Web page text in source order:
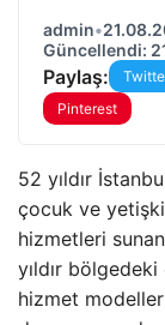
admin•
Güncellendi:
Paylaş:
Pinterest
52 yıldır
çocuk ve
hizmetleri
yıldır
hizmet